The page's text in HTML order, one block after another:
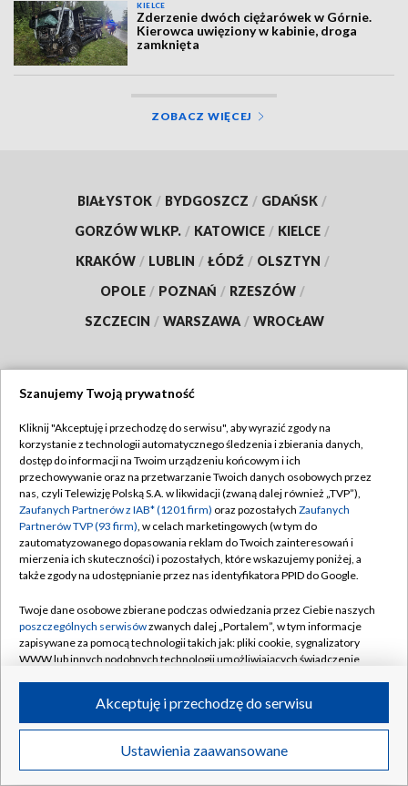
KIELCE
Zderzenie dwóch ciężarówek w Górnie.
Kierowca uwięziony w kabinie, droga
zamknięta
ZOBACZ WIĘCEJ
BIAŁYSTOK / BYDGOSZCZ / GDAŃSK /
GORZÓW WLKP. / KATOWICE / KIELCE /
KRAKÓW / LUBLIN / ŁÓDŹ / OLSZTYN /
OPOLE / POZNAŃ / RZESZÓW /
SZCZECIN / WARSZAWA / WROCŁAW
TVP
Abonament TVP
Emisja w TVP
Centrum informacji TVP
Naziemna Telewizja Cyfrowa
Rada Programowa
System NOS
Informacje o nadawcy
Program dla prasy
Ogłoszenie przetargowe
Regulamin TVP
Polityka prywatności
Moje zgody
Pomoc
Kontakt
Kanały
©2026 Telewizja Polska S.A. w likwidacji
Szanujemy Twoją prywatność
Kliknij "Akceptuję i przechodzę do serwisu", aby wyrazić zgody na
korzystanie z technologii automatycznego śledzenia i zbierania danych,
dostęp do informacji na Twoim urządzeniu końcowym i ich
przechowywanie oraz na przetwarzanie Twoich danych osobowych przez
nas, czyli Telewizję Polską S.A. w likwidacji (zwaną dalej również „TVP”),
Zaufanych Partnerów z IAB* (1201 firm) oraz pozostałych Zaufanych
Partnerów TVP (93 firm), w celach marketingowych (w tym do
zautomatyzowanego dopasowania reklam do Twoich zainteresowań i
mierzenia ich skuteczności) i pozostałych, które wskazujemy poniżej, a
także zgody na udostępnianie przez nas identyfikatora PPID do Google.
Twoje dane osobowe zbierane podczas odwiedzania przez Ciebie naszych
poszczególnych serwisówzwanych dalej „Portalem”, w tym informacje
zapisywane za pomocą technologii takich jak: pliki cookie, sygnalizatory
WWW lub innych podobnych technologii umożliwiających świadczenie
ruchu w Internecie.
Twoje dane osobowe zbierane podczas odwiedzania przez Ciebie
poszczególnych serwisówna Portalu, takie jak adresy IP, identyfikatory
Ustawienia zaawansowane
Akceptuję i przechodzę do serwisu